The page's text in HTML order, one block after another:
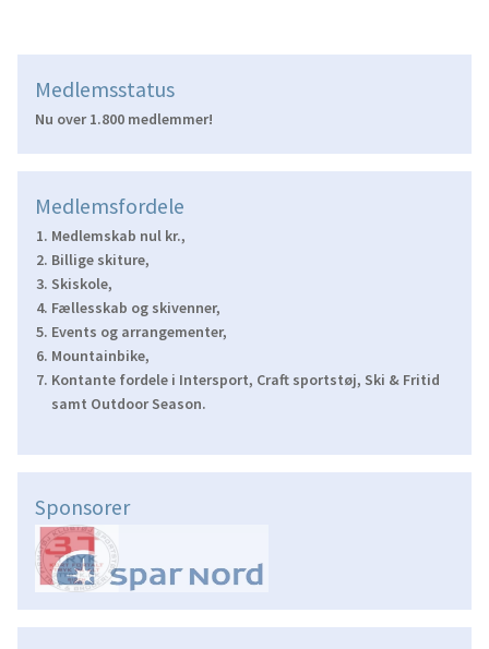
Medlemsstatus
Nu over 1.800 medlemmer!
Medlemsfordele
Medlemskab nul kr.,
Billige skiture,
Skiskole,
Fællesskab og skivenner,
Events og arrangementer,
Mountainbike,
Kontante fordele i Intersport, Craft sportstøj, Ski & Fritid
samt Outdoor Season.
Sponsorer